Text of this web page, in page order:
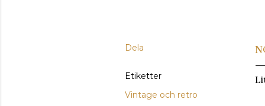
Dela
Etiketter
Vintage och retro